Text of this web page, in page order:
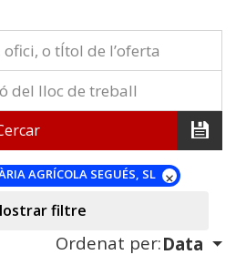
AGRÍCOLA SEGUÉS, SL
filtre
Ordenat per:Data